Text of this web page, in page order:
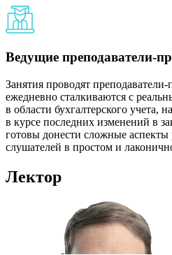
Ведущие преподаватели-
Занятия проводят
ежедневно сталкиваются с
в области бухгалтерского учета,
в курсе последних изменений в
готовы донести сложные
слушателей в простом и
Лектор